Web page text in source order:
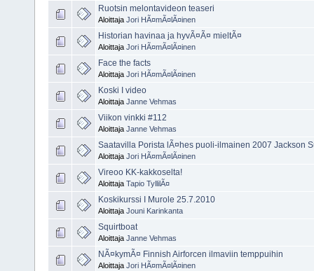
Ruotsin melontavideon teaseri
Aloittaja Jori HÃ¤mÃ¤lÃ¤inen
Historian havinaa ja hyvÃ¤Ã¤ mieltÃ¤
Aloittaja Jori HÃ¤mÃ¤lÃ¤inen
Face the facts
Aloittaja Jori HÃ¤mÃ¤lÃ¤inen
Koski I video
Aloittaja Janne Vehmas
Viikon vinkki #112
Aloittaja Janne Vehmas
Saatavilla Porista lÃ¤hes puoli-ilmainen 2007 Jackson
Aloittaja Jori HÃ¤mÃ¤lÃ¤inen
Vireoo KK-kakkoselta!
Aloittaja Tapio TyllilÃ¤
Koskikurssi I Murole 25.7.2010
Aloittaja Jouni Karinkanta
Squirtboat
Aloittaja Janne Vehmas
NÃ¤kymÃ¤ Finnish Airforcen ilmaviin temppuihin
Aloittaja Jori HÃ¤mÃ¤lÃ¤inen